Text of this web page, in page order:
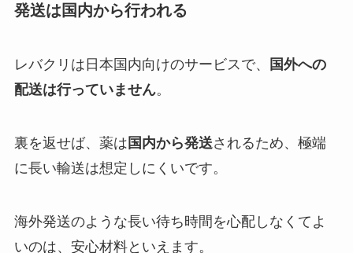
発送は国内から行われる
レバクリは日本国内向けのサービスで、
国外への
配送は行っていません。
裏を返せば、薬は 国内から発送されるため、極端
に長い輸送は想定しにくいです。
海外発送のような長い待ち時間を心配しなくてよ
いのは、安心材料といえます。